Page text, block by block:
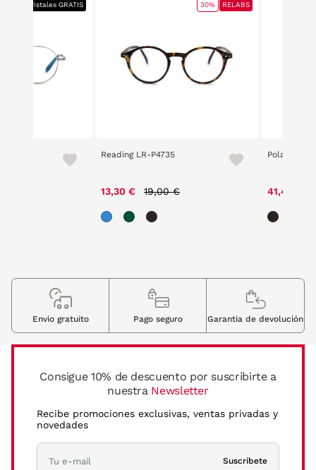
+ Cristales GRATIS
Reading LR-P4735
13,30 € 19,00 €
30% RELABS
Polaroid
41,40 €
Consigue 10% de descuento por suscribirte a
nuestra Newsletter
Recibe promociones exclusivas, ventas privadas y
novedades
Suscríbete
Envio gratuito Pago seguro Garantia de devolución